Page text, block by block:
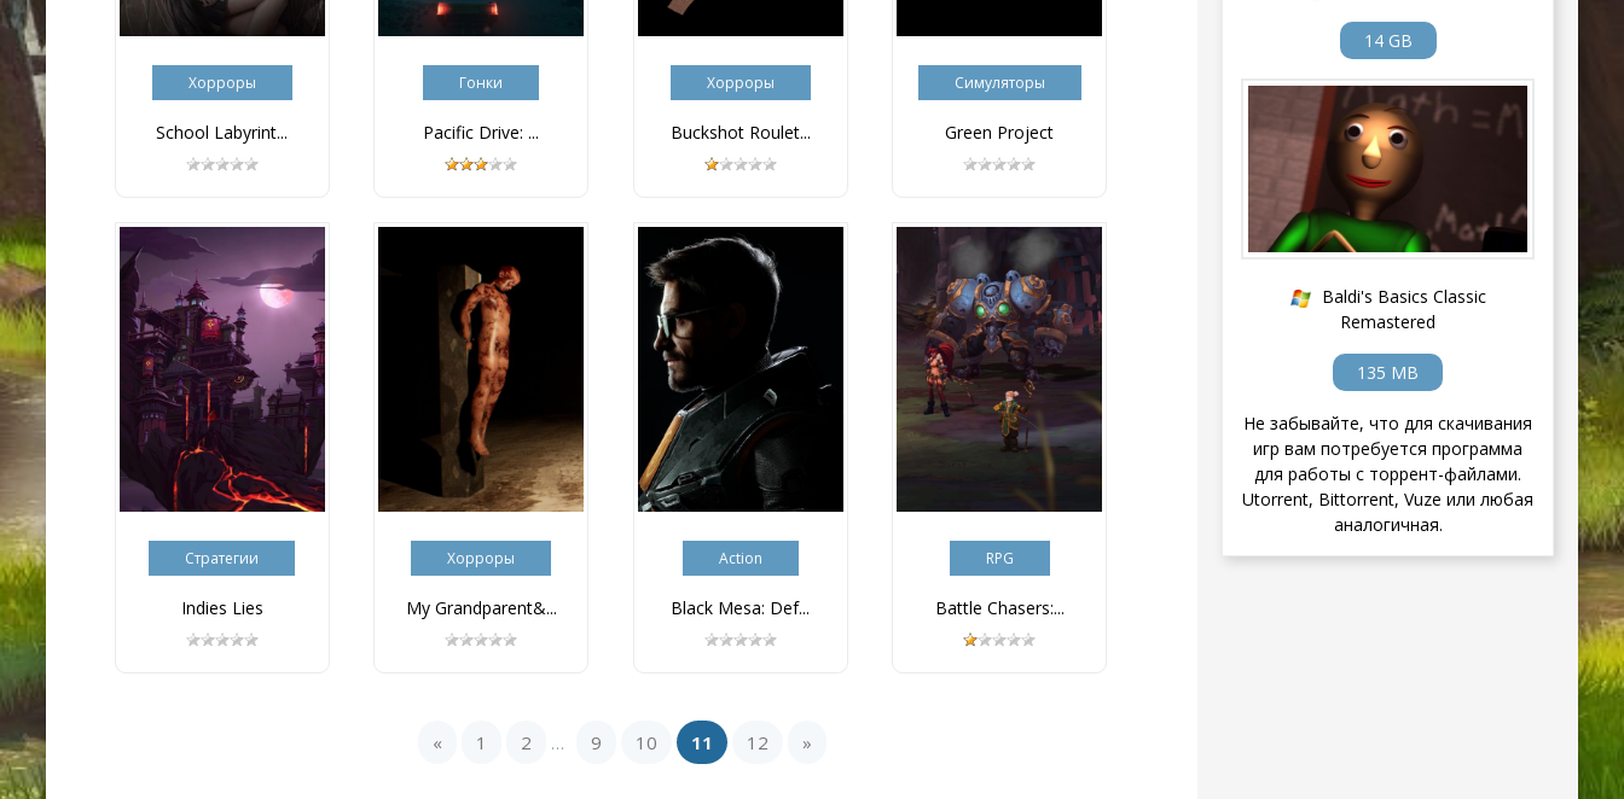
Хорроры
School Labyrint...
Гонки
Pacific Drive: ...
Хорроры
Buckshot Roulet...
Симуляторы
Green Project
Стратегии
Indies Lies
Хорроры
My Grandparent&...
Action
Black Mesa: Def...
RPG
Battle Chasers:...
« 1 2 ... 9 10 11 12 »
14 GB
Baldi's Basics Classic
Remastered
135 MB
Не забывайте, что для скачивания
игр вам потребуется программа
для работы с торрент-файлами.
Utorrent, Bittorrent, Vuze или любая
аналогичная.